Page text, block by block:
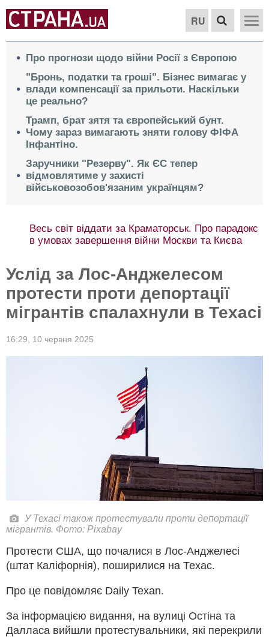
RU
Про прогнози щодо війни Росії з Європою
"Бронь, податки та гроші". Бізнес вимагає у
влади компенсації за прильоти. Наскільки
це реально?
Трамп, брат зятя та європейський бунт.
Чому зараз вимагають зняти голову ФІФА
Інфантіно.
Заручники "Резерву". Як ЄС тепер
відмовлятиме у захисті
військовозобов'язаним українцям?
Весь світ віддати за Краматорськ. Про парадокс
в умовах завершення війни Москви та Києва
Услід за Лос-Анджелесом
протести проти депортації
мігрантів спалахнули в Техасі
16:29, 10 червня 2025
У Техасі також протестували проти депортації
мігрантів. Фото: Pixabay
Протести США, що почалися в Лос-Анджелесі
(штат Каліфорнія), поширилися на Техас.
Про це повідомляє Daily Texan.
За інформацією видання, на вулиці Остіна та
Далласа вийшли протестувальники, які перекрили